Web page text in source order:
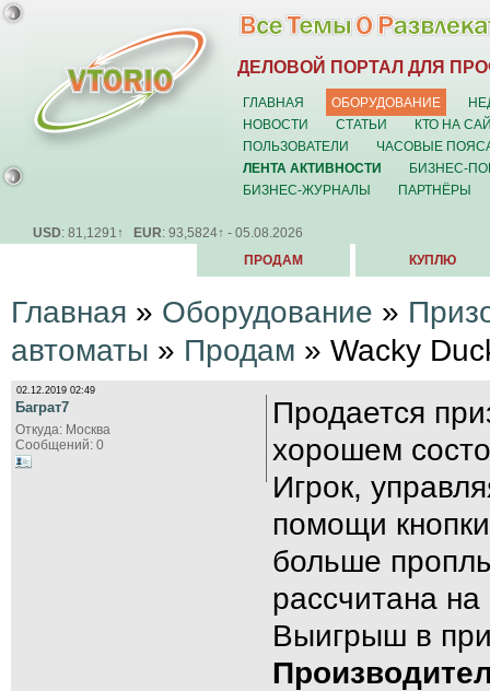
ДЕЛОВОЙ ПОРТАЛ ДЛЯ
ГЛАВНАЯ ОБОРУДОВАНИЕ
НОВОСТИ
СТАТЬИ
КТО НА
ПОЛЬЗОВАТЕЛИ
ЧАСОВЫЕ
ЛЕНТА АКТИВНОСТИ
БИЗНЕС-
БИЗНЕС-ЖУРНАЛЫ
ПАРТНЁРЫ
USD: 81,1291↑ EUR: 93,5824↑ - 05.08.2026
ПРОДАМ КУПЛЮ
Главная » Оборудование »
автоматы » Продам » Wacky
02.12.2019 02:49
Баграт7
Откуда: Москва
Сообщений: 0
Продается
хорошем
Игрок,
помощи
больше
рассчитана на
Выигрыш в